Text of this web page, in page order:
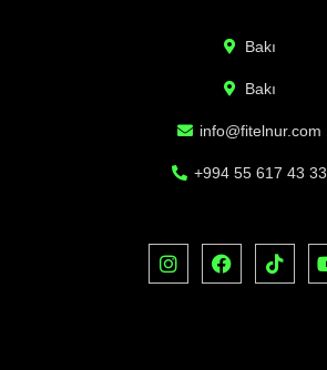
Bakı
Bakı
info@fitelnur.com
+994 55 617 43 33